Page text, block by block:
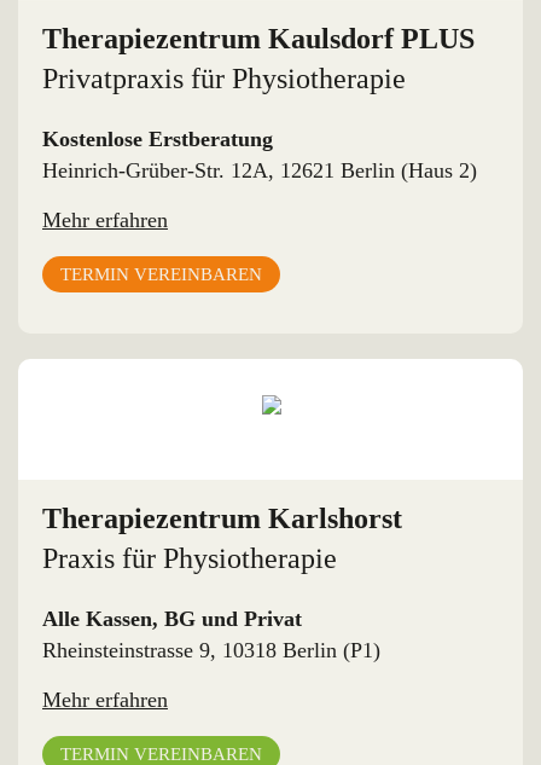
Therapiezentrum Kaulsdorf PLUS
Privatpraxis für Physiotherapie
Kostenlose Erstberatung
Heinrich-Grüber-Str. 12A, 12621 Berlin (Haus 2)
Mehr erfahren
TERMIN VEREINBAREN
Therapiezentrum Karlshorst
Praxis für Physiotherapie
Alle Kassen, BG und Privat
Rheinsteinstrasse 9, 10318 Berlin (P1)
Mehr erfahren
TERMIN VEREINBAREN